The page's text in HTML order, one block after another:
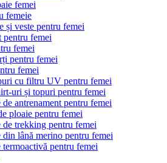
femei
femeie
și veste pentru femei
pentru femei
femei
pentru femei
femei
cu filtru UV pentru femei
uri și topuri pentru femei
antrenament pentru femei
ploaie pentru femei
de trekking pentru femei
din lână merino pentru femei
pentru femei